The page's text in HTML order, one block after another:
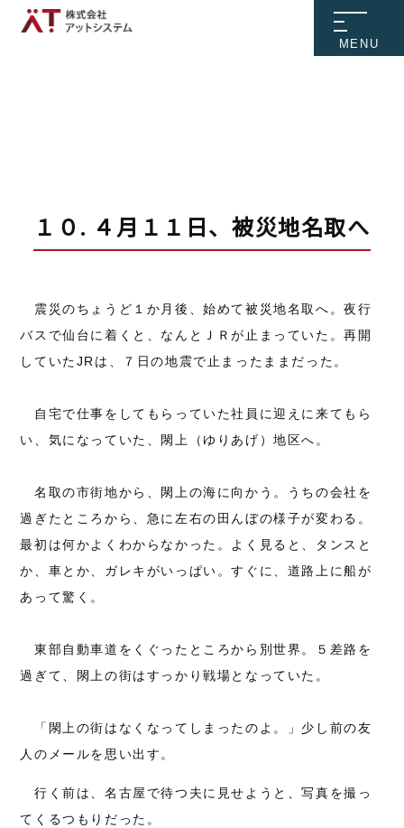
MENU
１０. ４月１１日、被災地名取へ
震災のちょうど１か月後、始めて被災地名取へ。夜行
バスで仙台に着くと、なんとＪＲが止まっていた。再開
していたJRは、７日の地震で止まったままだった。
自宅で仕事をしてもらっていた社員に迎えに来てもら
い、気になっていた、閖上（ゆりあげ）地区へ。
名取の市街地から、閖上の海に向かう。うちの会社を
過ぎたところから、急に左右の田んぼの様子が変わる。
最初は何かよくわからなかった。よく見ると、タンスと
か、車とか、ガレキがいっぱい。すぐに、道路上に船が
あって驚く。
東部自動車道をくぐったところから別世界。５差路を
過ぎて、閖上の街はすっかり戦場となっていた。
「閖上の街はなくなってしまったのよ。」少し前の友
人のメールを思い出す。
行く前は、名古屋で待つ夫に見せようと、写真を撮っ
てくるつもりだった。